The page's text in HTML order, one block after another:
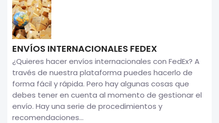
ENVÍOS INTERNACIONALES FEDEX
¿Quieres hacer envíos internacionales con FedEx? A
través de nuestra plataforma puedes hacerlo de
forma fácil y rápida. Pero hay algunas cosas que
debes tener en cuenta al momento de gestionar el
envío. Hay una serie de procedimientos y
recomendaciones...